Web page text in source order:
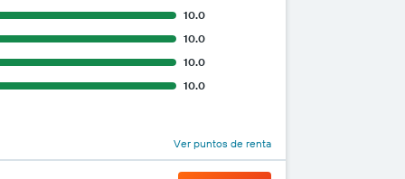
10.0
10.0
10.0
10.0
Ver puntos de renta